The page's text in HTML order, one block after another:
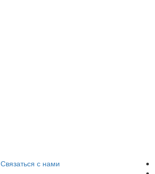
Связаться с нами